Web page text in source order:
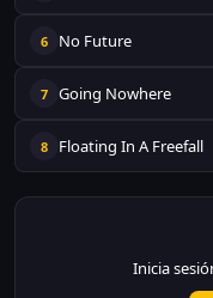
6 No Future
7 Going Nowhere
8 Floating In A Freefall
Inicia